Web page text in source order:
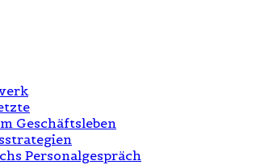
Geschäftsleben
Personalgespräch